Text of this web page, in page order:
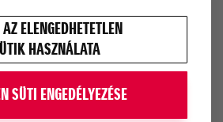
ELENGEDHETETLEN
HASZNÁLATA
SÜTI ENGEDÉLYEZÉSE